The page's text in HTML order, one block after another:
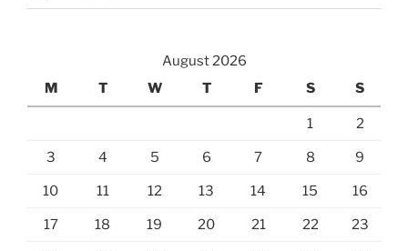
August 2026
M
T W T F S S
1 2
3 4 5 6 7 8 9
10 11 12 13 14 15 16
17 18 19 20 21 22 23